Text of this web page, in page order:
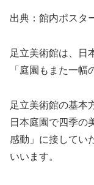
出典：館内ポスタ
足立美術館は、日
「庭園もまた一幅
足立美術館の基本
日本庭園で四季の
感動」に接してい
いいます。